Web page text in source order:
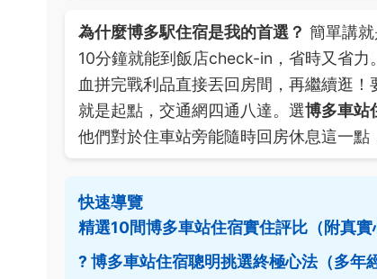
為什麼博多駅住宿是我的首選？ 簡單講就
10分鐘就能到飯店check-in，省時又省
血拼完戰利品直接丟回房間，再繼續逛
就是起點，交通網四通八達。選博多車站
他們對於住車站旁能隨時回房休息這一點
快速導覽
精選10間博多車站住宿實住評比（附真實
? 博多車站住宿聰明挑選終極心法（多年